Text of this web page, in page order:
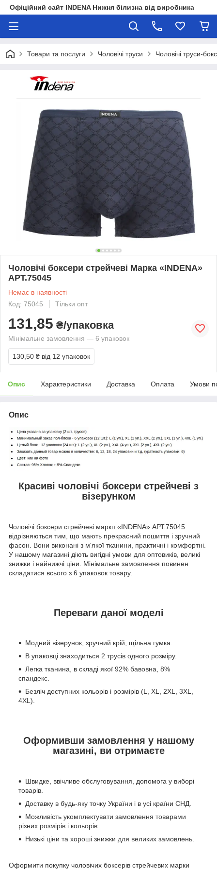
Офіційний сайт INDENA Нижня білизна від виробника
Товари та послуги Чоловічі труси Чоловічі труси-
Чоловічі боксери стрейчеві Марка «INDENA»
АРТ.75045
Немає в наявності
Код: 75045
Тільки опт
131,85 ₴/упаковка
Мінімальне замовлення — 6 упаковок
130,50 ₴ від 12 упаковок
Опис Характеристики Доставка Оплата Умови
Опис
Красиві чоловічі боксери стрейчеві з
візерунком
Чоловічі боксери стрейчеві маркп «INDENA» АРТ.75045
відрізняються тим, що мають прекрасний пошиття і зручний
фасон. Вони виконані з м'якої тканини, практичні і комфортні.
У нашому магазині діють вигідні умови для оптовиків, великі
знижки і найнижчі ціни. Мінімальне замовлення повинен
складатися всього з 6 упаковок товару.
Переваги даної моделі
Модний візерунок, зручний крій, щільна гумка.
В упаковці знаходиться 2 трусів одного розміру.
Легка тканина, в складі якої 92% бавовна, 8%
спандекс.
Безліч доступних кольорів і розмірів (L, XL, 2XL, 3XL,
4XL).
Оформивши замовлення у нашому
магазині, ви отримаєте
Швидке, ввічливе обслуговування, допомога у виборі
товарів.
Доставку в будь-яку точку України і в усі країни СНД.
Можливість укомплектувати замовлення товарами
різних розмірів і кольорів.
Низькі ціни та хороші знижки для великих замовлень.
Оформити покупку чоловічих боксерів стрейчевих марки